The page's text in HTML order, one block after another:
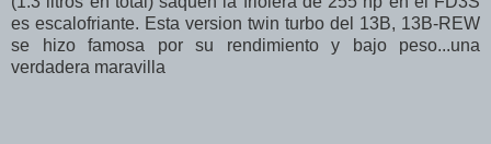
es escalofriante. Esta version twin turbo del 13B, 13B-REW
se hizo famosa por su rendimiento y bajo peso...una
verdadera maravilla